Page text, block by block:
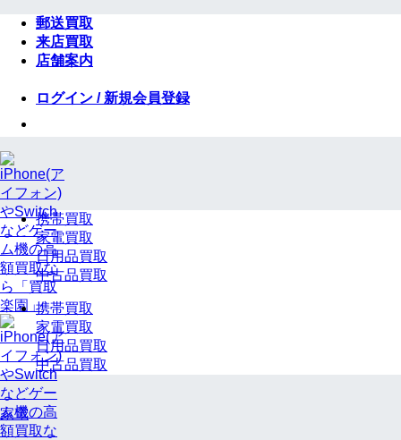
Skip
content
郵送買取
来店買取
店舗案内
ログイン / 新規会員登録
携帯買取
家電買取
日用品買取
中古品買取
携帯買取
家電買取
日用品買取
中古品買取
家電